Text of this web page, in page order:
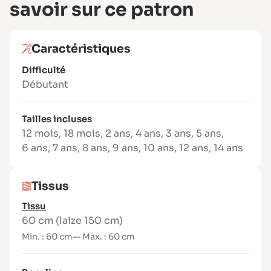
Ce que vous recevez dans le PDF
ainsi que les fichiers PDF A4 et A0 sont
envoyés directement par e-mail.
Un patron pratique et intemporel pour
coudre facilement un short confortable
qui accompagnera les enfants tout l’été.
Caractéristiques du patron
Type de vêtement :
patron de couture
short
Tailles :
Format :patron PDF à télécharger (livret
d’explications inclus)
Prix :6.90 €
Vous cherchez un patron de couture short
savoir sur ce patron
Caractéristiques
Difficulté
Débutant
Tailles incluses
12 mois, 18 mois, 2 ans, 4 ans, 3 ans, 5 ans,
6 ans, 7 ans, 8 ans, 9 ans, 10 ans, 12 ans, 14 ans
Tissus
Tissu
60 cm (laize 150 cm)
Min. : 60 cm— Max. : 60 cm